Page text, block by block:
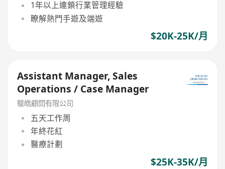
1年以上連鎖行業管理經驗
瞭解熱門手遊及端遊
$20K-25K/月
Assistant Manager, Sales
Operations / Case Manager
駿皓顧問有限公司
五天工作周
年終花紅
醫療計劃
$25K-35K/月